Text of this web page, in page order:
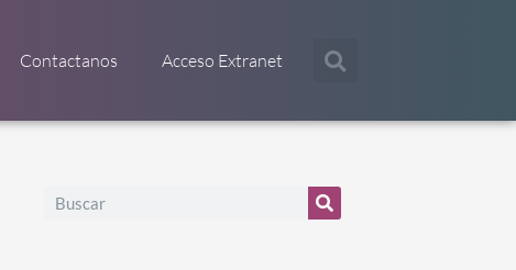
Contactanos Acceso Extranet